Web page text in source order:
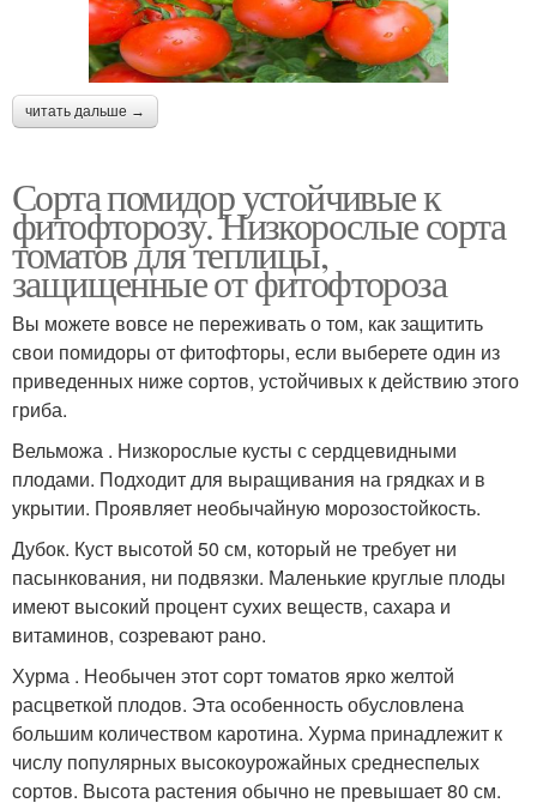
читать дальше →
Сорта помидор устойчивые к
фитофторозу. Низкорослые сорта
томатов для теплицы,
защищенные от фитофтороза
Вы можете вовсе не переживать о том, как защитить
свои помидоры от фитофторы, если выберете один из
приведенных ниже сортов, устойчивых к действию этого
гриба.
Вельможа . Низкорослые кусты с сердцевидными
плодами. Подходит для выращивания на грядках и в
укрытии. Проявляет необычайную морозостойкость.
Дубок. Куст высотой 50 см, который не требует ни
пасынкования, ни подвязки. Маленькие круглые плоды
имеют высокий процент сухих веществ, сахара и
витаминов, созревают рано.
Хурма . Необычен этот сорт томатов ярко желтой
расцветкой плодов. Эта особенность обусловлена
большим количеством каротина. Хурма принадлежит к
числу популярных высокоурожайных среднеспелых
сортов. Высота растения обычно не превышает 80 см.